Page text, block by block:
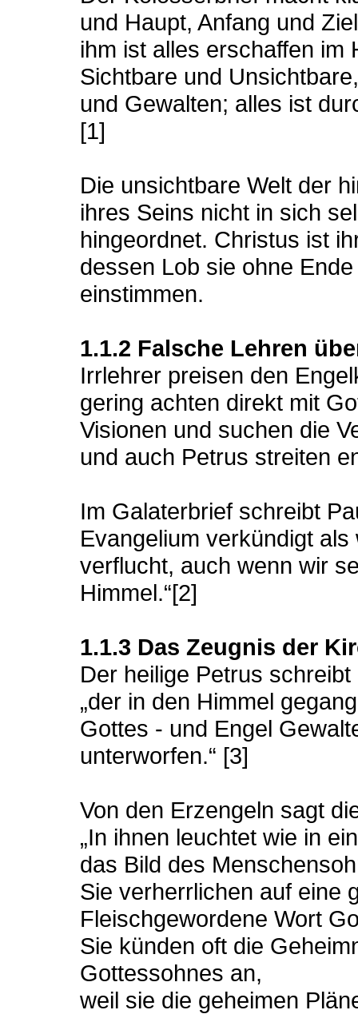
und Haupt, Anfang und
ihm ist alles erschaffen im
Sichtbare und
und Gewalten; alles ist
[1]
Die unsichtbare Welt der
ihres Seins nicht in sich
hingeordnet. Christus ist
dessen Lob sie ohne
einstimmen.
1.1.2 Falsche Lehren
Irrlehrer preisen den
gering achten direkt mit
Visionen und suchen die
und auch Petrus streiten
Im Galaterbrief schreibt
Evangelium verkündigt
verflucht, auch wenn wir
Himmel.“[2]
1.1.3 Das Zeugnis der
Der heilige Petrus
„der in den Himmel
Gottes - und Engel
unterworfen.“ [3]
Von den Erzengeln sagt
„In ihnen leuchtet wie in
das Bild des
Sie verherrlichen auf eine
Fleischgewordene Wort
Sie künden oft die
Gottessohnes an,
weil sie die geheimen